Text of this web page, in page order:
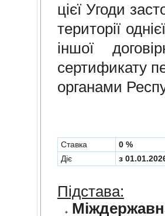
цієї Угоди
території
іншої
сертификату
органами
Cтавка
0 %
Діє
з
Підстава: